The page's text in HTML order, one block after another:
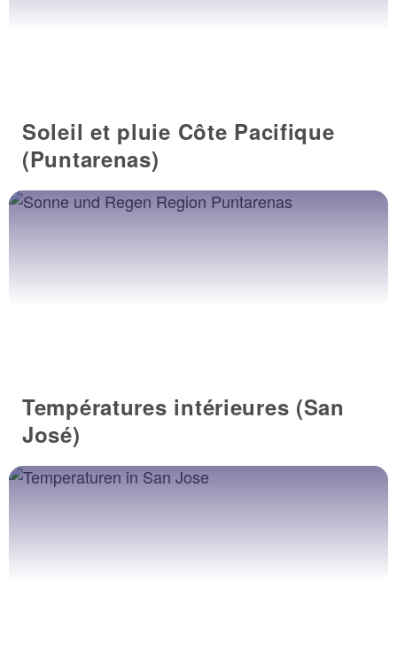
Soleil et pluie Côte Pacifique
(Puntarenas)
Températures intérieures (San
José)